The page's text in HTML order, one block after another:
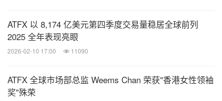
ATFX 以 8,174 亿美元第四季度交易量稳居全球前列
2025 全年表现亮眼
2026-02-10 17:00 11090
ATFX 全球市场部总监 Weems Chan 荣获"香港女性领袖
奖"殊荣